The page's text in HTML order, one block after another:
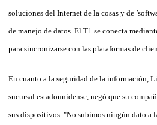
soluciones del Internet de la cosas y de
de manejo de datos. El T1 se conecta
para sincronizarse con las plataformas de
En cuanto a la seguridad de la información,
sucursal estadounidense, negó que su
sus dispositivos. "No subimos ningún dato a